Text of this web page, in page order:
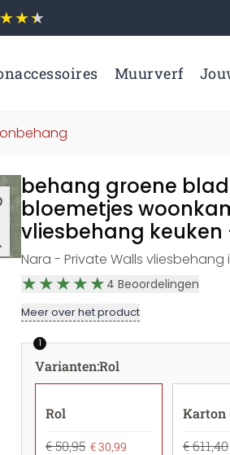
Muurverf
behang groene
bloemetjes
vliesbehang keuken
Nara - Private Walls vliesbehang
4 Beoordelingen
Meer over het product
1
Varianten:Rol
Rol
€ 50,95 € 30,99
Karton
€ 611,40